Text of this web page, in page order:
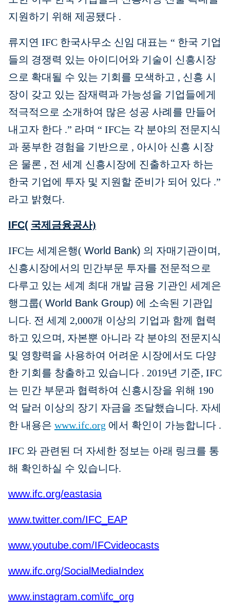
지원하기
위해 제공됐다 .
류지연 IFC 한국사무소 신임 대표는 “ 한국 기업
들의 경쟁력 있는 아이디어와 기술이 신흥시장
으로 확대될 수 있는 기회를 모색하고 , 신흥 시
장이 갖고 있는 잠재력과 가능성을 기업들에게
적극적으로 소개하여 많은 성공 사례를 만들어
내고자 한다 .” 라며 “ IFC는 각 분야의 전문지식
과 풍부한 경험을 기반으로 , 아시아 신흥 시장
은 물론 , 전 세계 신흥시장에 진출하고자 하는
한국 기업에 투자 및 지원할 준비가 되어 있다 .”
라고 밝혔다.
IFC( 국제금융공사)
IFC는 세계은행( World Bank) 의 자매기관이며,
신흥시장에서의 민간부문 투자를 전문적으로
다루고 있는 세계 최대 개발 금융 기관인 세계은
행그룹( World Bank Group) 에 소속된 기관입
니다. 전 세계 2,000개 이상의 기업과 함께 협력
하고 있으며, 자본뿐 아니라 각 분야의 전문지식
및 영향력을 사용하여 어려운 시장에서도 다양
한 기회를 창출하고 있습니다 . 2019년 기준, IFC
는 민간 부문과 협력하여 신흥시장을 위해 190
억 달러 이상의 장기 자금을 조달했습니다. 자세
한 내용은 www.ifc.org 에서 확인이 가능합니다 .
IFC 와 관련된 더 자세한 정보는 아래 링크를 통
해 확인하실 수 있습니다.
www.ifc.org/eastasia
www.twitter.com/IFC_EAP
www.youtube.com/IFCvideocasts
www.ifc.org/SocialMediaIndex
www.instagram.com\ifc_org